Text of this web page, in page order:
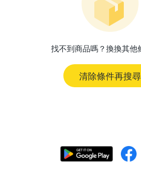
找不到商品嗎？換換其他
清除條件再搜尋